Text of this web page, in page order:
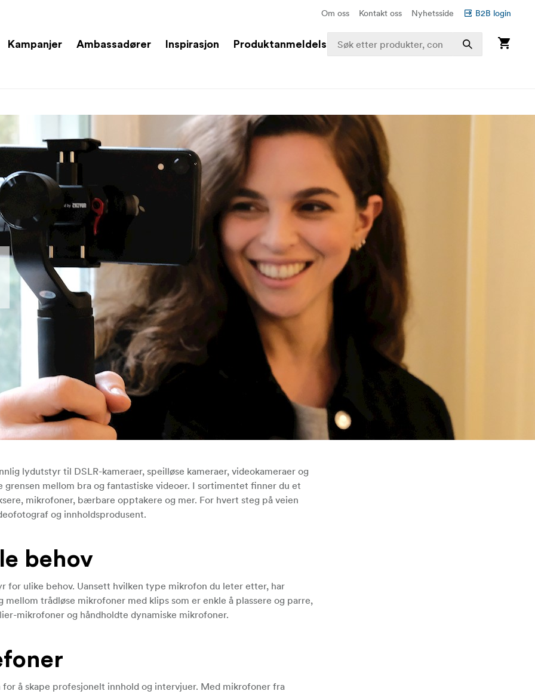
Om oss Kontakt oss Nyhetsside B2B login
Kampanjer Ambassadører Inspirasjon Produktanmeldelser
lydutstyr til DSLR-kameraer, speilløse kameraer, videokameraer og
mellom bra og fantastiske videoer. I sortimentet finner du et
mikrofoner, bærbare opptakere og mer. For hvert steg på veien
og innholdsprodusent.
behov
for ulike behov. Uansett hvilken type mikrofon du leter etter, har
mellom trådløse mikrofoner med klips som er enkle å plassere og parre,
mikrofoner og håndholdte dynamiske mikrofoner.
å skape profesjonelt innhold og intervjuer. Med mikrofoner fra